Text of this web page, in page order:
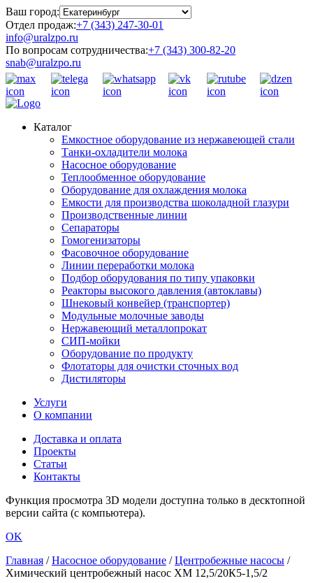
Ваш город:
Отдел продаж:+7 (343) 247-30-01
info@uralzpo.ru
По вопросам сотрудничества:+7 (343) 300-82-20
snab@uralzpo.ru
Каталог
Емкостное оборудование из нержавеющей стали
Танки-охладители молока
Насосное оборудование
Теплообменное оборудование
Оборудование для охлаждения молока
Емкости для производства шоколадной глазури
Производственные линии
Сепараторы
Гомогенизаторы
Фасовочное оборудование
Линии переработки молока
Подбор оборудования по типу упаковки
Реакторы высокого давления (автоклавы)
Шнековый конвейер (транспортер)
Модульные молочные заводы
Нержавеющий металлопрокат
СИП-мойки
Оборудование по продукту
Флотаторы для очистки сточных вод
Дистиляторы
Услуги
О компании
Доставка и оплата
Проекты
Статьи
Контакты
Функция просмотра 3D модели доступна только в десктопной
версии сайта (с компьютера).
OK
Главная /Насосное оборудование /Центробежные насосы /
Химический центробежный насос ХМ 12,5/20К5-1,5/2